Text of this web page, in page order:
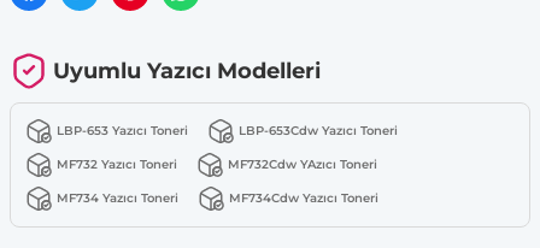
Uyumlu Yazıcı Modelleri
LBP-653 Yazıcı Toneri LBP-653Cdw Yazıcı Toneri
MF732 Yazıcı Toneri MF732Cdw YAzıcı Toneri
MF734 Yazıcı Toneri MF734Cdw Yazıcı Toneri